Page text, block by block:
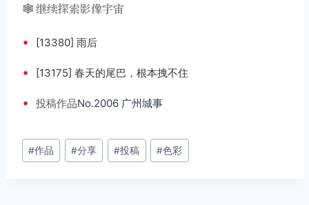
🕸️ 继续探索影像宇宙
• [13380] 雨后
• [13175] 春天的尾巴，根本拽不住
• 投稿作品No.2006 广州城事
文
章
#作品 #分享 #投稿 #色彩